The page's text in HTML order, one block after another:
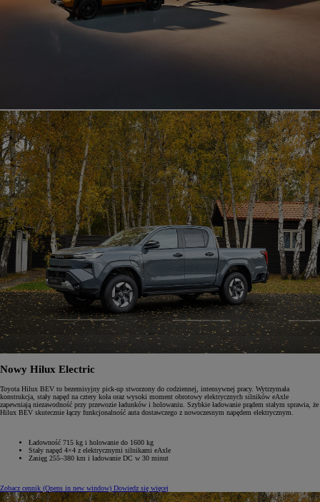
Nowy Hilux Electric
Toyota Hilux BEV to bezemisyjny pick-up stworzony do codziennej, intensywnej pracy. Wytrzymała
konstrukcja, stały napęd na cztery koła oraz wysoki moment obrotowy elektrycznych silników eAxle
zapewniają niezawodność przy przewozie ładunków i holowaniu. Szybkie ładowanie prądem stałym sprawia, że
Hilux BEV skutecznie łączy funkcjonalność auta dostawczego z nowoczesnym napędem elektrycznym.
Ładowność 715 kg i holowanie do 1600 kg
Stały napęd 4×4 z elektrycznymi silnikami eAxle
Zasięg 255–380 km i ładowanie DC w 30 minut
Zobacz cennik (Opens in new window) Dowiedz się więcej